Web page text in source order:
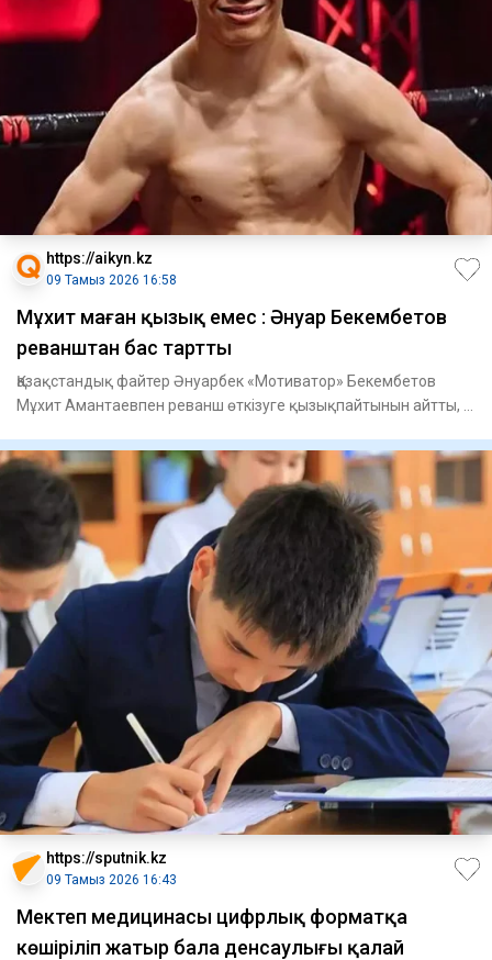
https://aikyn.kz
09 Тамыз 2026 16:58
Мұхит маған қызық емес : Әнуар Бекембетов
реванштан бас тартты
Қазақстандық файтер Әнуарбек «Мотиватор» Бекембетов
Мұхит Амантаевпен реванш өткізуге қызықпайтынын айтты, –
https://sputnik.kz
09 Тамыз 2026 16:43
Мектеп медицинасы цифрлық форматқа
көшіріліп жатыр бала денсаулығы қалай